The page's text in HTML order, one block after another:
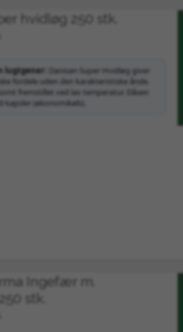
hvidløg 250 stk.
lugtgener:
Danisan Super Hvidløg giver
fordele uden den karakteristiske ånde.
fremstillet ved lav temperatur. Dåsen
kapsler (økonomikøb).
Ingefær m.
stk.